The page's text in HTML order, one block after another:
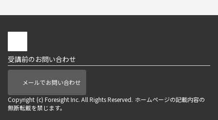
受講前のお問い合わせ
メールでお問い合わせ
Copyright (c) Foresight Inc. All Rights Reserved. ホームページの記載内容の
無断転載を禁じます。